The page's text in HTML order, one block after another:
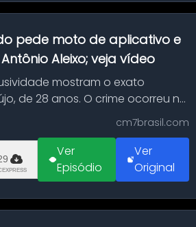
pede moto de aplicativo e
Aleixo; veja vídeo
mostram o exato
de 28 anos. O crime ocorreu na
cm7brasil.com
Ver
Episódio
Ver
Original